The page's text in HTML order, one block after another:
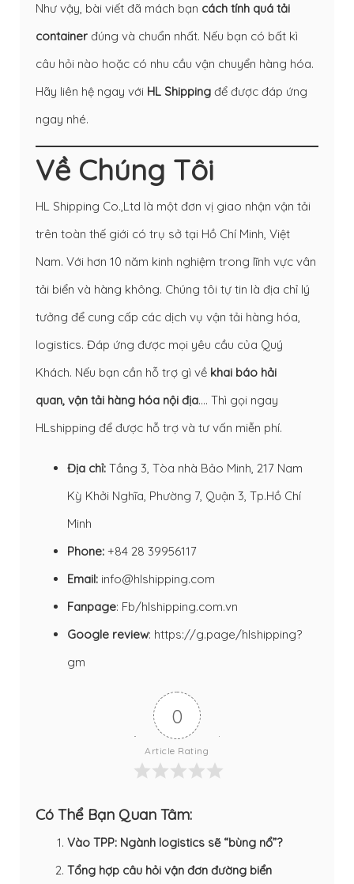
Như vậy, bài viết đã mách bạn cách tính quá tải
container đúng và chuẩn nhất. Nếu bạn có bất kì
câu hỏi nào hoặc có nhu cầu vận chuyển hàng hóa.
Hãy liên hệ ngay với HL Shipping để được đáp ứng
ngay nhé.
Về Chúng Tôi
HL Shipping Co.,Ltd là một đơn vị giao nhận vận tải
trên toàn thế giới có trụ sở tại Hồ Chí Minh, Việt
Nam. Với hơn 10 năm kinh nghiệm trong lĩnh vực vân
tải biển và hàng không. Chúng tôi tự tin là địa chỉ lý
tưởng để cung cấp các dịch vụ vận tải hàng hóa,
logistics. Đáp ứng được mọi yêu cầu của Quý
Khách. Nếu bạn cần hỗ trợ gì về khai báo hải
quan, vận tải hàng hóa nội địa…. Thì gọi ngay
HLshipping để được hỗ trợ và tư vấn miễn phí.
Địa chỉ: Tầng 3, Tòa nhà Bảo Minh, 217 Nam
Kỳ Khởi Nghĩa, Phường 7, Quận 3, Tp.Hồ Chí
Minh
Phone: +84 28 39956117
Email: info@hlshipping.com
Fanpage: Fb/hlshipping.com.vn
Google review: https://g.page/hlshipping?
gm
0
Article Rating
Có Thể Bạn Quan Tâm:
Vào TPP: Ngành logistics sẽ “bùng nổ”?
Tổng hợp câu hỏi vận đơn đường biển